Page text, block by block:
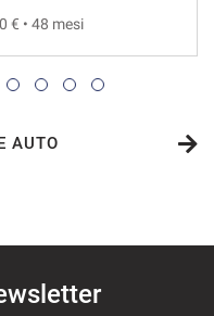
€ • 48 mesi
AUTO